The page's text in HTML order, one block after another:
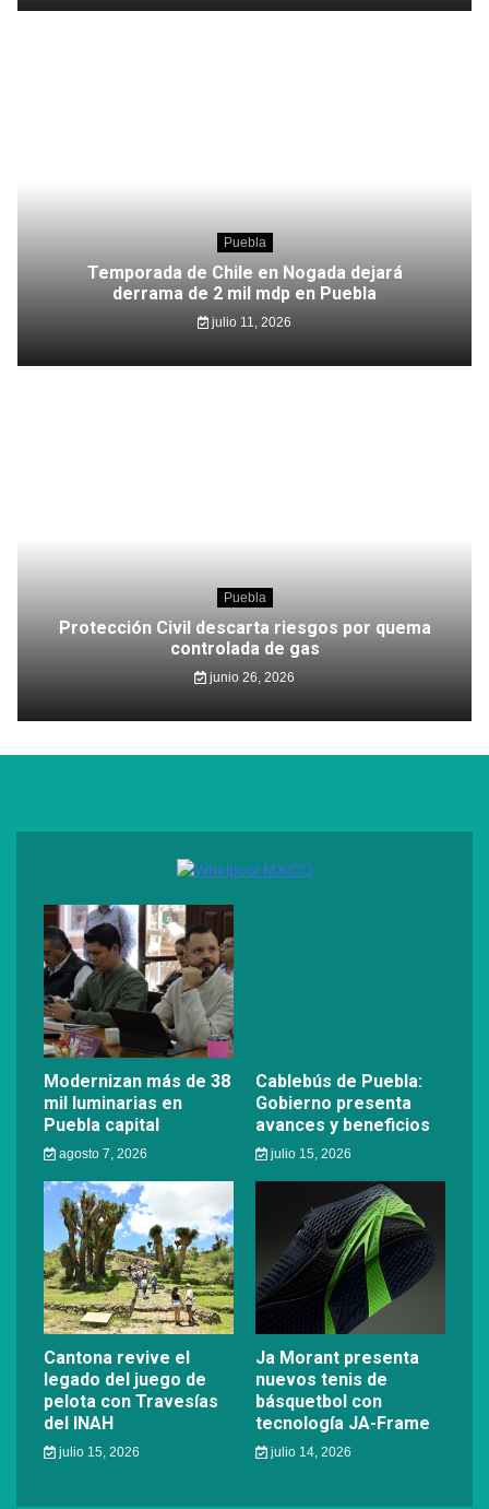
Puebla
Temporada de Chile en Nogada dejará
derrama de 2 mil mdp en Puebla
julio 11, 2026
Puebla
Protección Civil descarta riesgos por quema
controlada de gas
junio 26, 2026
Modernizan más de 38
mil luminarias en
Puebla capital
agosto 7, 2026
Cablebús de Puebla:
Gobierno presenta
avances y beneficios
julio 15, 2026
Cantona revive el
legado del juego de
pelota con Travesías
del INAH
julio 15, 2026
Ja Morant presenta
nuevos tenis de
básquetbol con
tecnología JA-Frame
julio 14, 2026